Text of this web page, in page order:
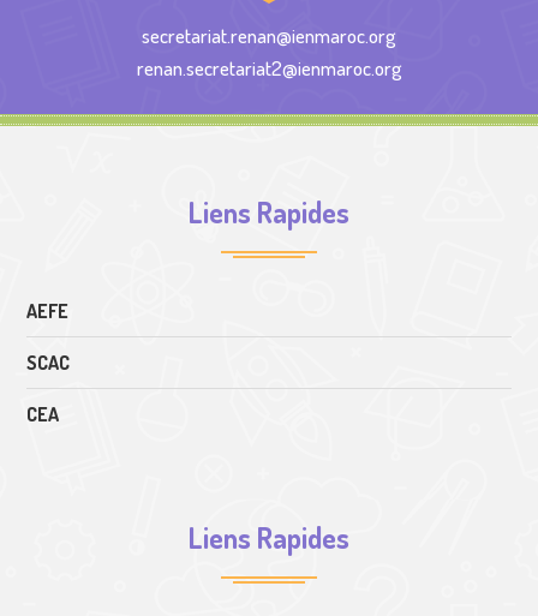
secretariat.renan@ienmaroc.org
renan.secretariat2@ienmaroc.org
Liens Rapides
AEFE
SCAC
CEA
Liens Rapides